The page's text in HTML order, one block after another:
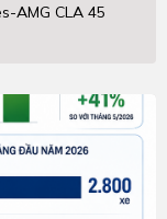
AMG CLA 45